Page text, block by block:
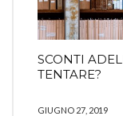
SCONTI
TENTARE?
GIUGNO 27, 2019